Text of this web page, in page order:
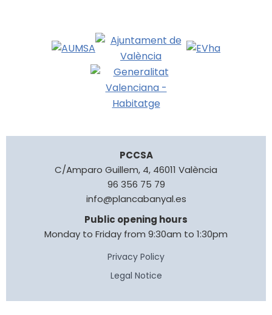
PCCSA
C/Amparo Guillem, 4, 46011 València
96 356 75 79
info@plancabanyal.es
Public opening hours
Monday to Friday from 9:30am to 1:30pm
Privacy Policy
Legal Notice